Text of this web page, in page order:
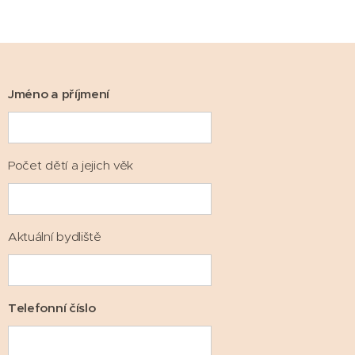
Jméno a příjmení
Počet dětí a jejich věk
Aktuální bydliště
Telefonní číslo